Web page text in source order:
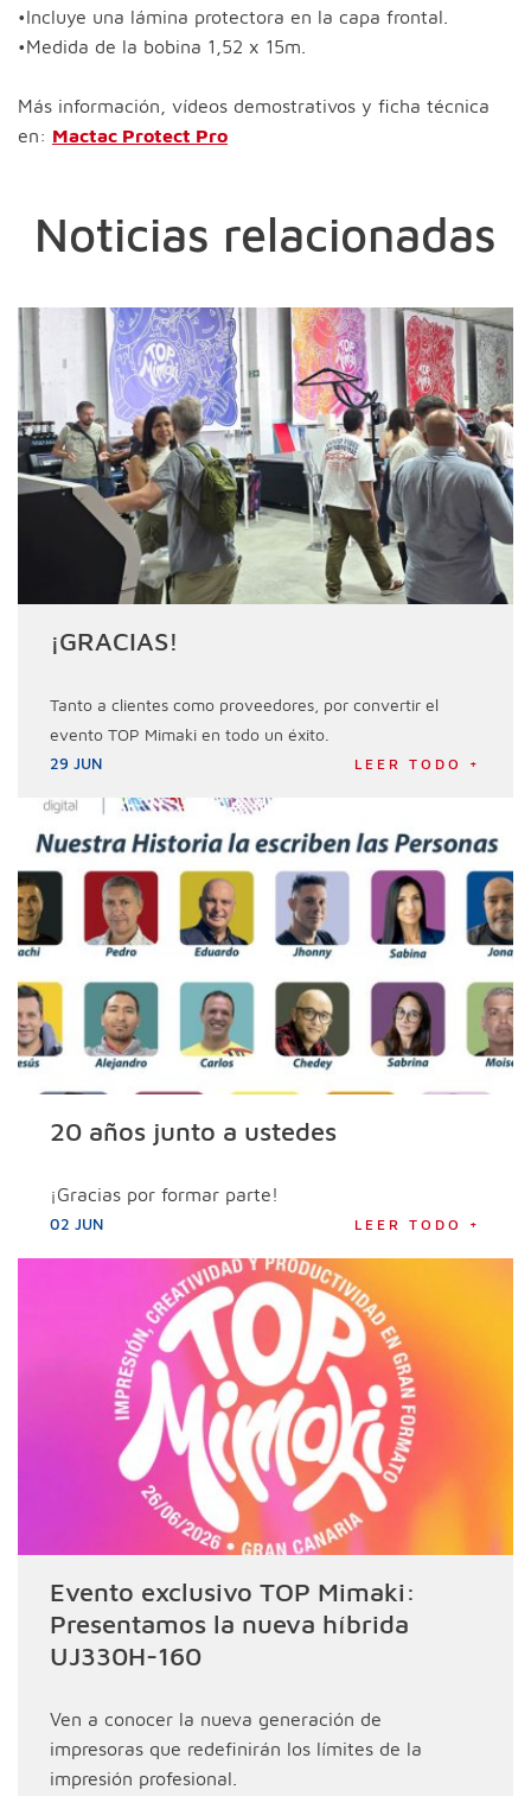
•Incluye una lámina protectora en la capa frontal.
•Medida de la bobina 1,52 x 15m.
Más información, vídeos demostrativos y ficha técnica
en: Mactac Protect Pro
Noticias relacionadas
¡GRACIAS!
Tanto a clientes como proveedores, por convertir el
evento TOP Mimaki en todo un éxito.
29 JUN LEER TODO +
20 años junto a ustedes
¡Gracias por formar parte!
02 JUN LEER TODO +
Evento exclusivo TOP Mimaki:
Presentamos la nueva híbrida
UJ330H-160
Ven a conocer la nueva generación de
impresoras que redefinirán los límites de la
impresión profesional.